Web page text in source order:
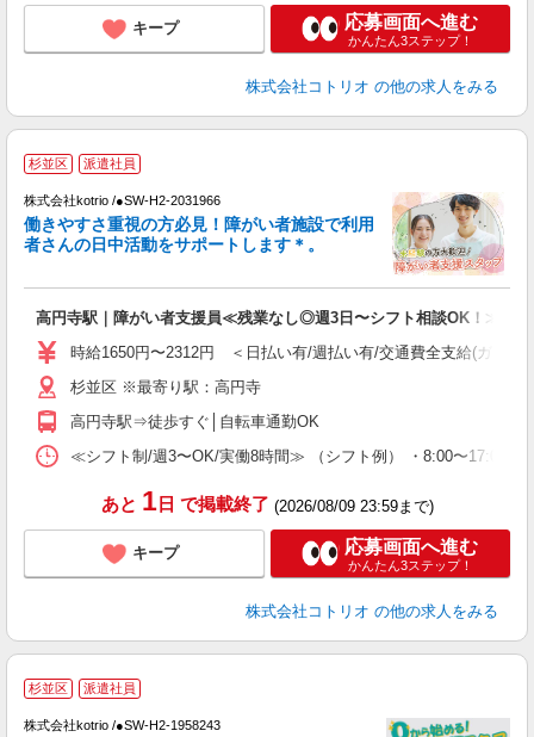
キープ 応募画面へ進む
かんたん3ステップ！
株式会社コトリオ の他の求人をみる
杉並区 派遣社員
株式会社kotrio /●SW-H2-2031966
働きやすさ重視の方必見！障がい者施設で利用
者さんの日中活動をサポートします＊。
高円寺駅｜障がい者支援員≪残業なし◎週3日〜シフト相談OK！≫
時給1650円〜2312円 ＜日払い有/週払い有/交通費全支給(ガソリ
杉並区 ※最寄り駅：高円寺
高円寺駅⇒徒歩すぐ│自転車通勤OK
≪シフト制/週3〜OK/実働8時間≫ （シフト例） ・8:00〜17:00
あと 1日 で掲載終了 (2026/08/09 23:59まで)
キープ 応募画面へ進む
かんたん3ステップ！
株式会社コトリオ の他の求人をみる
杉並区 派遣社員
株式会社kotrio /●SW-H2-1958243